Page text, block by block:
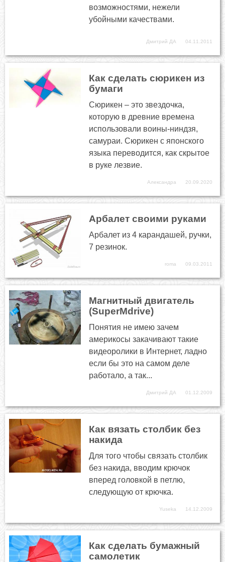
возможностями, нежели
убойными качествами.
Дмитрий ДА 04.11.2011
Как сделать сюрикен из
бумаги
Сюрикен – это звездочка,
которую в древние времена
использовали воины-ниндзя,
самураи. Сюрикен с японского
языка переводится, как скрытое
в руке лезвие.
Александра 20.09.2020
Арбалет своими руками
Арбалет из 4 карандашей, ручки,
7 резинок.
roma 09.03.2011
Магнитный двигатель
(SuperMdrive)
Понятия не имею зачем
америкосы закачивают такие
видеоролики в Интернет, ладно
если бы это на самом деле
работало, а так...
Дмитрий ДА 01.12.2009
Как вязать столбик без
накида
Для того чтобы связать столбик
без накида, вводим крючок
вперед головкой в петлю,
следующую от крючка.
Yuseka 14.12.2009
Как сделать бумажный
самолетик